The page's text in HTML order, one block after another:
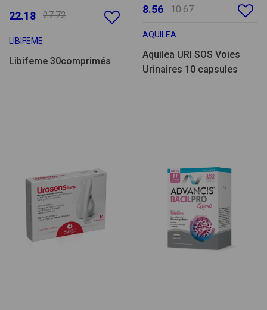
22.18 27.72
LIBIFEME
Libifeme 30comprimés
8.56 10.67
AQUILEA
Aquilea URI SOS Voies
Urinaires 10 capsules